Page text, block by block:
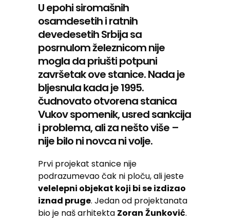
U epohi siromašnih
osamdesetih i ratnih
devedesetih Srbija sa
posrnulom železnicom nije
mogla da priušti potpuni
završetak ove stanice. Nada je
bljesnula kada je 1995.
čudnovato otvorena stanica
Vukov spomenik, usred sankcija
i problema, ali za nešto više –
nije bilo ni novca ni volje.
Prvi projekat stanice nije
podrazumevao čak ni ploču, ali jeste
velelepni objekat koji bi se izdizao
iznad pruge. Jedan od projektanata
bio je naš arhitekta Zoran Žunković.